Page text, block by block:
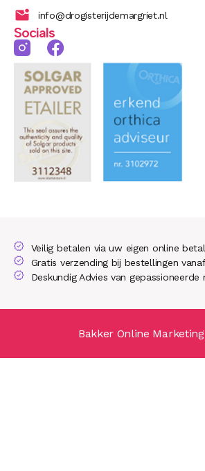
info@drogisterijdemargriet.nl
Socials
Veilig betalen via uw eigen online
Gratis verzending bij bestellingen
Deskundig Advies van gepassioneerde
Bakker Online